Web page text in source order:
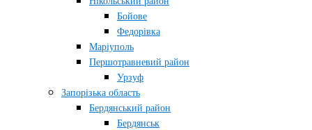
Бойове
Федорівка
Маріуполь
Першотравневий район
Урзуф
Запорізька область
Бердянський район
Бердянськ